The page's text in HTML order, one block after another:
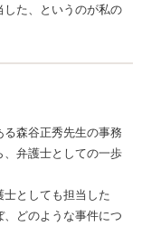
た、というのが私の
森谷正秀先生の事務
、弁護士としての一歩
としても担当した
、どのような事件につ